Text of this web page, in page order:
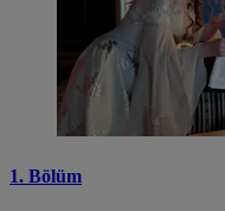
1. Bölüm